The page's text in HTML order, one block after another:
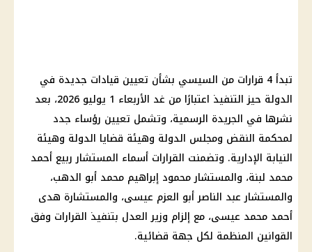
تبدأ 4 قرارات من السيسي بشأن تعيين قيادات جديدة في
الدولة حيز التنفيذ اعتبارًا من غد الأربعاء 1 يوليو 2026، بعد
نشرها في الجريدة الرسمية، وتشمل تعيين رؤساء جدد
لمحكمة النقض ومجلس الدولة وهيئة قضايا الدولة وهيئة
النيابة الإدارية. وتضمنت القرارات أسماء المستشار ربيع أحمد
محمد لبنة، والمستشار محمود إبراهيم محمد أبو الدهب،
والمستشار عبد الناصر أبو العزم عيسى، والمستشارة هدى
أحمد محمد عيسى، مع إلزام وزير العدل بتنفيذ القرارات وفق
القوانين المنظمة لكل جهة قضائية.